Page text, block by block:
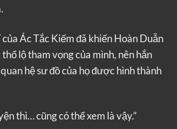
Ác Tắc Kiếm đã khiến Hoàn Duẫn
lộ tham vọng của mình, nên hắn
hệ sư đồ của họ được hình thành
thì… cũng có thể xem là vậy.”